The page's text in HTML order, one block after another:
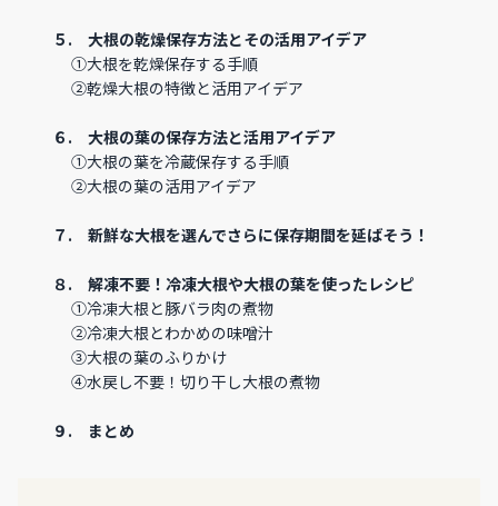
５. 大根の乾燥保存方法とその活用アイデア
①大根を乾燥保存する手順
②乾燥大根の特徴と活用アイデア
６. 大根の葉の保存方法と活用アイデア
①大根の葉を冷蔵保存する手順
②大根の葉の活用アイデア
７. 新鮮な大根を選んでさらに保存期間を延ばそう！
８. 解凍不要！冷凍大根や大根の葉を使ったレシピ
①冷凍大根と豚バラ肉の煮物
②冷凍大根とわかめの味噌汁
③大根の葉のふりかけ
④水戻し不要！切り干し大根の煮物
９. まとめ